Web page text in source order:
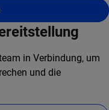
in Verbindung, um
und die